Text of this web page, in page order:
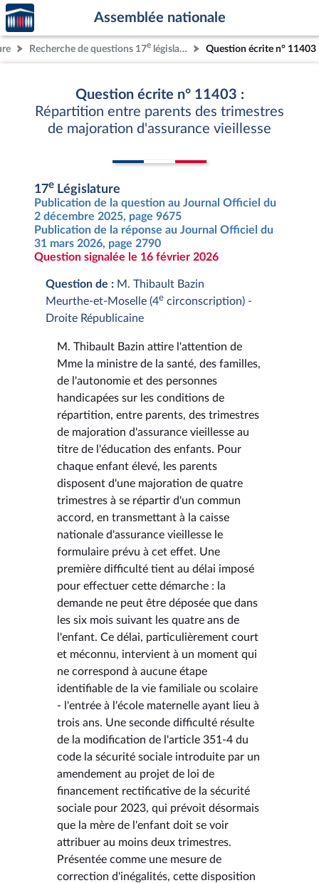
Aller au contenu
Aller en bas de la page
Accèder
à la
page
d'accueil
Assemblée nationale
Recherche de questions 17e législature Question écrite n° 11403
Question écrite n° 11403 :
Répartition entre parents des trimestres
de majoration d'assurance vieillesse
17e Législature
Publication de la question au Journal Officiel du
2 décembre 2025, page 9675
Publication de la réponse au Journal Officiel du
31 mars 2026, page 2790
Question signalée le 16 février 2026
Question de : M. Thibault Bazin
Meurthe-et-Moselle (4e circonscription) -
Droite Républicaine
M. Thibault Bazin attire l'attention de
Mme la ministre de la santé, des familles,
de l'autonomie et des personnes
handicapées sur les conditions de
répartition, entre parents, des trimestres
de majoration d'assurance vieillesse au
titre de l'éducation des enfants. Pour
chaque enfant élevé, les parents
disposent d'une majoration de quatre
trimestres à se répartir d'un commun
accord, en transmettant à la caisse
nationale d'assurance vieillesse le
formulaire prévu à cet effet. Une
première difficulté tient au délai imposé
pour effectuer cette démarche : la
demande ne peut être déposée que dans
les six mois suivant les quatre ans de
l'enfant. Ce délai, particulièrement court
et méconnu, intervient à un moment qui
ne correspond à aucune étape
identifiable de la vie familiale ou scolaire
- l'entrée à l'école maternelle ayant lieu à
trois ans. Une seconde difficulté résulte
de la modification de l'article 351-4 du
code la sécurité sociale introduite par un
amendement au projet de loi de
financement rectificative de la sécurité
sociale pour 2023, qui prévoit désormais
que la mère de l'enfant doit se voir
attribuer au moins deux trimestres.
Présentée comme une mesure de
correction d'inégalités, cette disposition